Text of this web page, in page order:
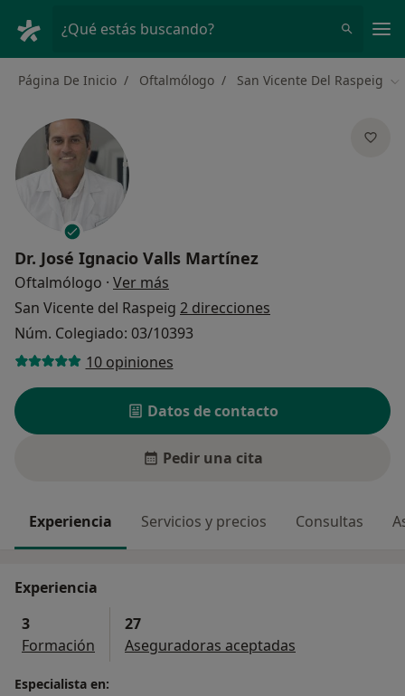
¿Qué estás buscando?
Página De Inicio Oftalmólogo San Vicente Del Raspeig
Dr. José Ignacio Valls Martínez
Oftalmólogo · Ver más
San Vicente del Raspeig 2 direcciones
Núm. Colegiado: 03/10393
10 opiniones
Datos de contacto
Pedir una cita
Experiencia Servicios y precios Consultas
Experiencia
3
Formación
27
Aseguradoras aceptadas
Especialista en: